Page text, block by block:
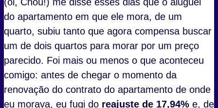
do apartamento em que ele mora, de um
quarto, subiu tanto que agora compensa buscar
um de dois quartos para morar por um preço
parecido. Foi mais ou menos o que aconteceu
comigo: antes de chegar o momento da
renovação do contrato do apartamento de onde
eu morava, eu fugi do reajuste de 17,94% e, de